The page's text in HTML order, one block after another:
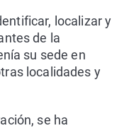
localizar y
de la
su sede en
localidades y
se ha